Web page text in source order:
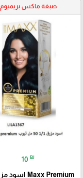
صبغة ماكس بريميوم
10 ₪